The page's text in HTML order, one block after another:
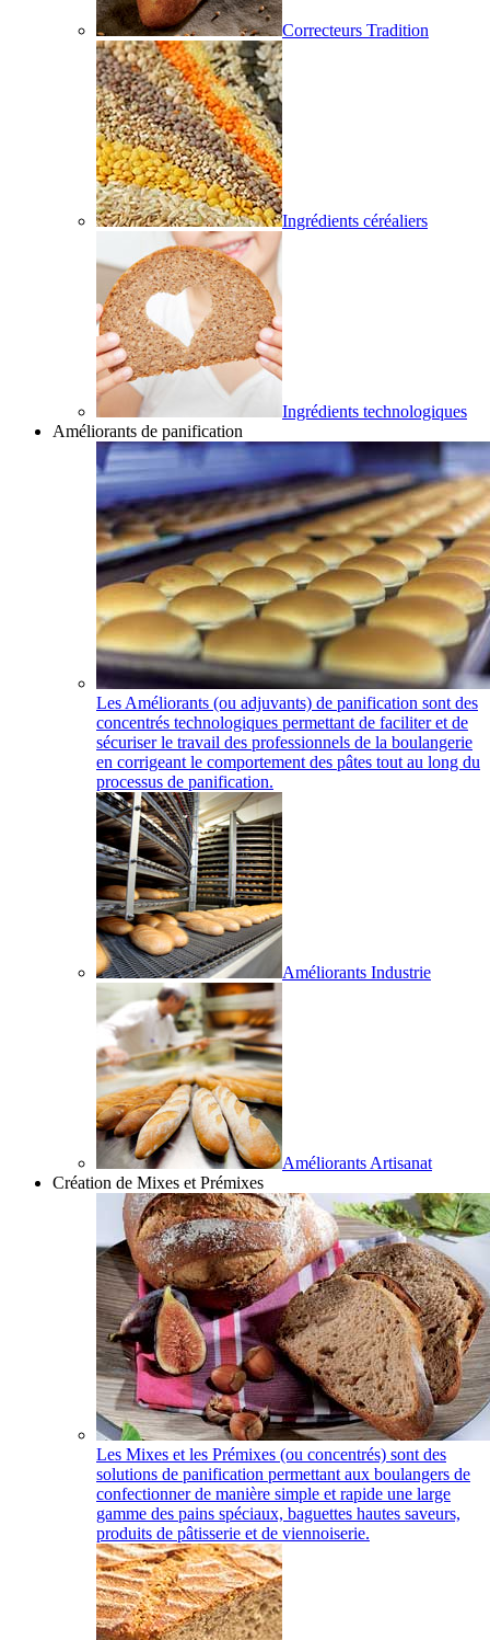
Correcteurs Tradition
Ingrédients céréaliers
Ingrédients technologiques
Améliorants de panification
Les Améliorants (ou adjuvants) de panification sont des
concentrés technologiques permettant de faciliter et de
sécuriser le travail des professionnels de la boulangerie
en corrigeant le comportement des pâtes tout au long du
processus de panification.
Améliorants Industrie
Améliorants Artisanat
Création de Mixes et Prémixes
Les Mixes et les Prémixes (ou concentrés) sont des
solutions de panification permettant aux boulangers de
confectionner de manière simple et rapide une large
gamme des pains spéciaux, baguettes hautes saveurs,
produits de pâtisserie et de viennoiserie.